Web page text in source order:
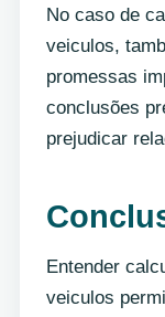
No caso de
veiculos,
promessas
conclusões
prejudicar
Entender
veiculos